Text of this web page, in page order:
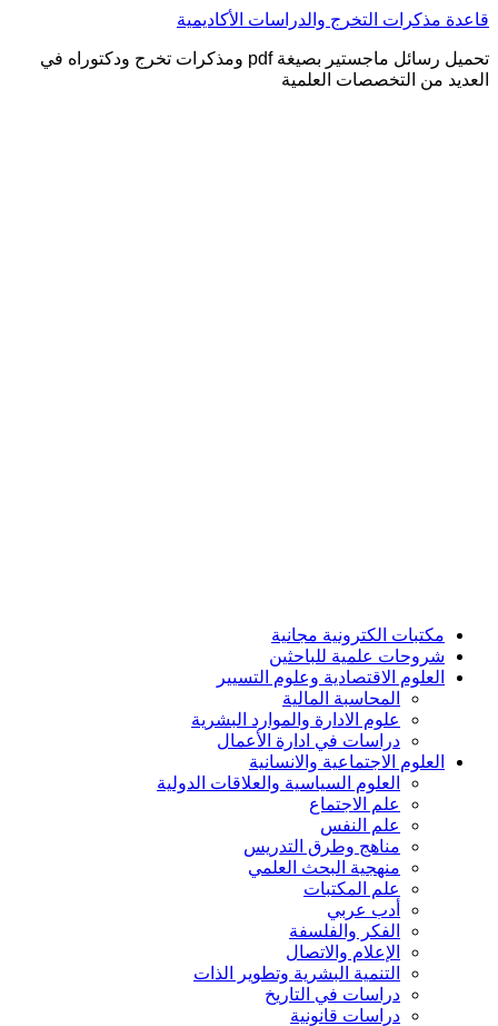
التجاوز
المحتوى
قاعدة مذكرات التخرج والدراسات الأكاديمية
تحميل رسائل ماجستير بصيغة pdf ومذكرات تخرج ودكتوراه في
العديد من التخصصات العلمية
مكتبات الكترونية مجانية
شروحات علمية للباحثين
العلوم الاقتصادية وعلوم التسيير
المحاسبة المالية
علوم الادارة والموارد البشرية
دراسات في ادارة الأعمال
العلوم الاجتماعية والانسانية
العلوم السياسية والعلاقات الدولية
علم الاجتماع
علم النفس
مناهج وطرق التدريس
منهجية البحث العلمي
علم المكتبات
أدب عربي
الفكر والفلسفة
الإعلام والاتصال
التنمية البشرية وتطوير الذات
دراسات في التاريخ
دراسات قانونية